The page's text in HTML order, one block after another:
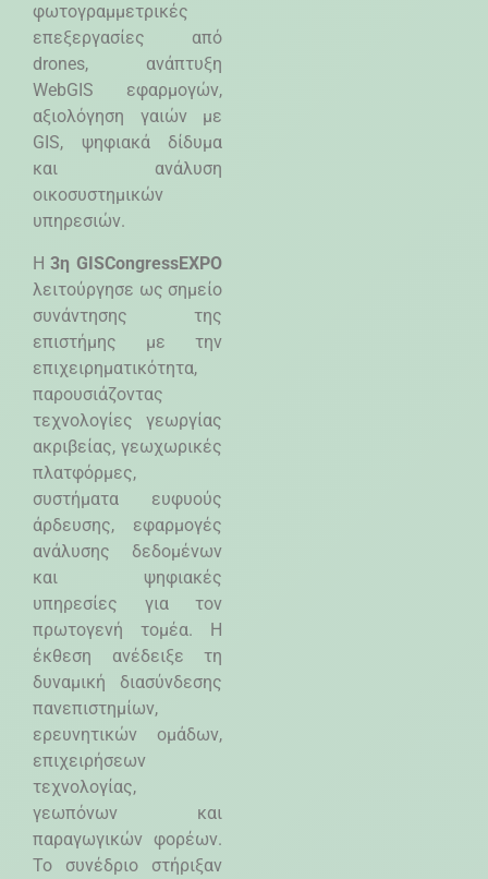
φωτογραμμετρικές
επεξεργασίες από
drones, ανάπτυξη
WebGIS εφαρμογών,
αξιολόγηση γαιών με
GIS, ψηφιακά δίδυμα
και ανάλυση
οικοσυστημικών
υπηρεσιών.
Η 3η GISCongressEXPO
λειτούργησε ως σημείο
συνάντησης της
επιστήμης με την
επιχειρηματικότητα,
παρουσιάζοντας
τεχνολογίες γεωργίας
ακριβείας, γεωχωρικές
πλατφόρμες,
συστήματα ευφυούς
άρδευσης, εφαρμογές
ανάλυσης δεδομένων
και ψηφιακές
υπηρεσίες για τον
πρωτογενή τομέα. Η
έκθεση ανέδειξε τη
δυναμική διασύνδεσης
πανεπιστημίων,
ερευνητικών ομάδων,
επιχειρήσεων
τεχνολογίας,
γεωπόνων και
παραγωγικών φορέων.
Το συνέδριο στήριξαν